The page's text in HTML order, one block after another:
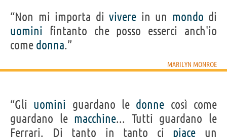
“Non mi importa di vivere in un mondo di
uomini fintanto che posso esserci anch'io
come donna.”
MARILYN MONROE
“Gli uomini guardano le donne così come
guardano le macchine... Tutti guardano le
Ferrari. Di tanto in tanto ci piace un